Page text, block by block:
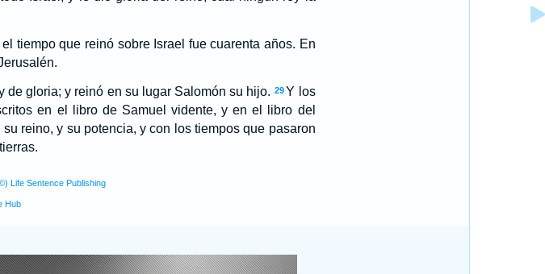
el tiempo que reinó sobre Israel fue cuarenta años. En
gloria; y reinó en su lugar Salomón su hijo. 29Y los
en el libro de Samuel vidente, y en el libro del
su reino, y su potencia, y con los tiempos que pasaron
Life Sentence Publishing
Hub